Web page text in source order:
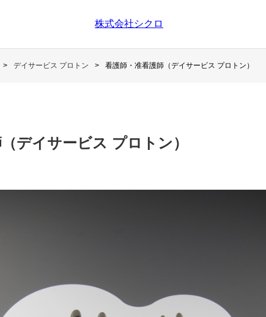
株式会社シクロ
デイサービス プロトン 看護師・准看護師（デイサービス プロトン）
デイサービス プロトン）